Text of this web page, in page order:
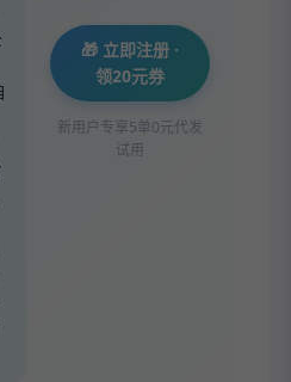
🎁 立即注册 ·
领20元券
新用户专享5单0元代发
试用